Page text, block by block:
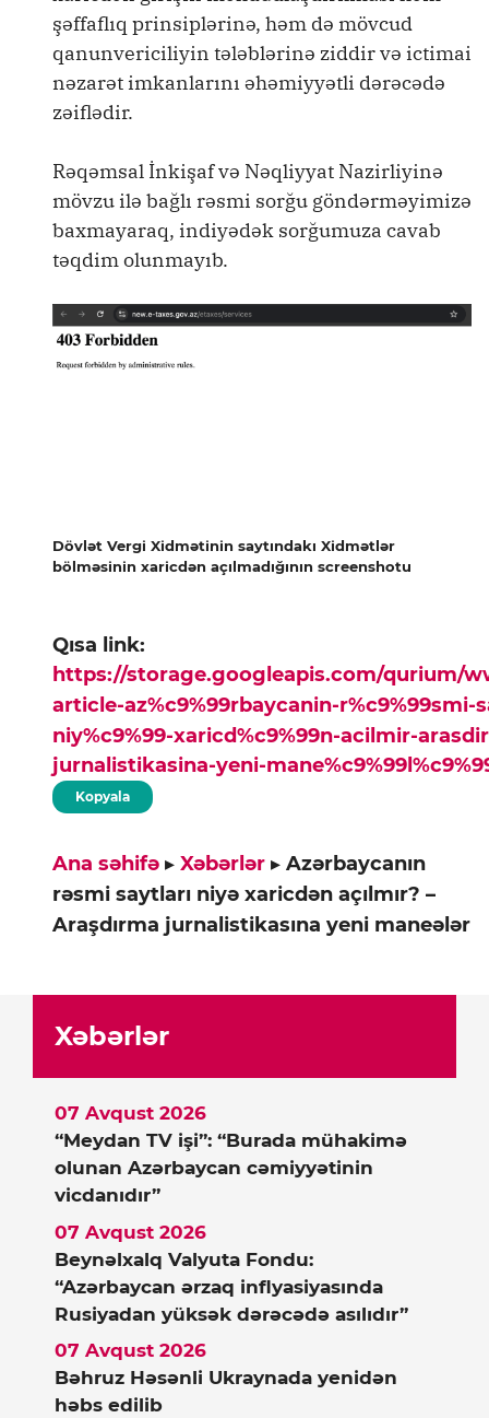
şəffaflıq prinsiplərinə, həm də mövcud
qanunvericiliyin tələblərinə ziddir və ictimai
nəzarət imkanlarını əhəmiyyətli dərəcədə
zəiflədir.
Rəqəmsal İnkişaf və Nəqliyyat Nazirliyinə
mövzu ilə bağlı rəsmi sorğu göndərməyimizə
baxmayaraq, indiyədək sorğumuza cavab
təqdim olunmayıb.
Dövlət Vergi Xidmətinin saytındakı Xidmətlər
bölməsinin xaricdən açılmadığının screenshotu
Qısa link:
https://storage.googleapis.com/qurium/
article-az%c9%99rbaycanin-r%c9%99smi-
niy%c9%99-xaricd%c9%99n-acilmir-
jurnalistikasina-yeni-
Kopyala
Ana səhifə ▸ Xəbərlər ▸ Azərbaycanın
rəsmi saytları niyə xaricdən açılmır? –
Araşdırma jurnalistikasına yeni maneələr
Xəbərlər
“Meydan TV işi”: “Burada mühakimə
olunan Azərbaycan cəmiyyətinin
vicdanıdır”
07 Avqust 2026
Beynəlxalq Valyuta Fondu:
“Azərbaycan ərzaq inflyasiyasında
Rusiyadan yüksək dərəcədə asılıdır”
07 Avqust 2026
Bəhruz Həsənli Ukraynada yenidən
həbs edilib
07 Avqust 2026